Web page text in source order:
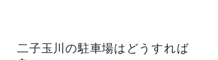
二子玉川の駐車場はどうすれば